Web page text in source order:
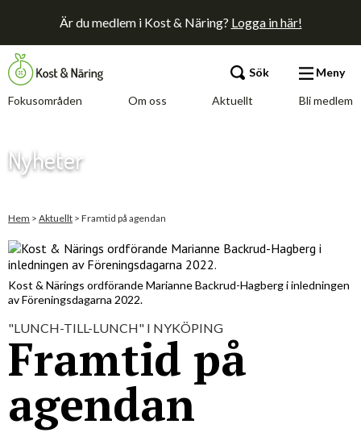
Är du medlem i Kost & Näring? Logga in här!
Fokusområden Om oss Aktuellt Bli medlem
Sök Meny
Om oss
Aktuellt
Bli medlem
Kontakt Annonsera Press
För studenter English
Nyheter
Hem > Aktuellt > Framtid på agendan
Kost & Närings ordförande Marianne Backrud-Hagberg i inledningen
av Förenings­dagarna 2022.
"LUNCH-TILL-LUNCH" I NYKÖPING
Framtid på
agendan